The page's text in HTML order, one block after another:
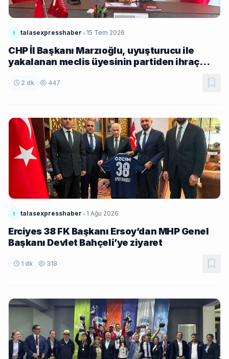
t talasexpresshaber • 15 Tem 2026
CHP İl Başkanı Marzıoğlu, uyuşturucu ile
yakalanan meclis üyesinin partiden ihraç
2 dk 447
t talasexpresshaber • 1 Ağu 2026
Erciyes 38 FK Başkanı Ersoy’dan MHP Genel
Başkanı Devlet Bahçeli’ye ziyaret
1 dk 318